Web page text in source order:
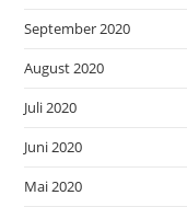
September 2020
August 2020
Juli 2020
Juni 2020
Mai 2020